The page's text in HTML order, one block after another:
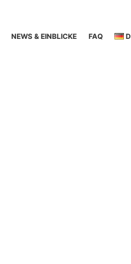
NEWS & EINBLICKE FAQ